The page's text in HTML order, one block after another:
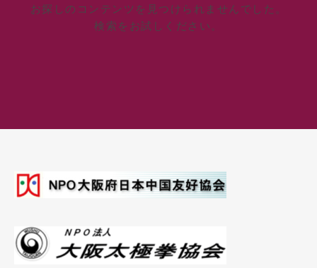
お探しのコンテンツを見つけられませんでした。
検索をお試しください。